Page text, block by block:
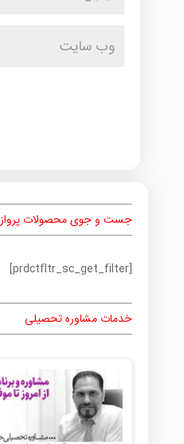
جست و جوی محصولات پرواز
[prdctfltr_sc_get_filter]
خدمات مشاوره تحصیلی